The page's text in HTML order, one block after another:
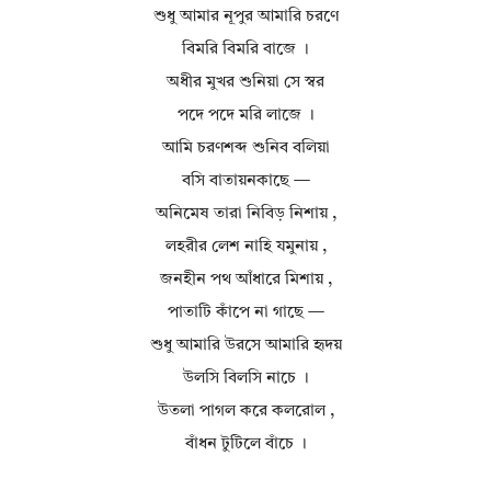
শুধু আমার নূপুর আমারি চরণে
বিমরি বিমরি বাজে ।
অধীর মুখর শুনিয়া সে স্বর
পদে পদে মরি লাজে ।
আমি চরণশব্দ শুনিব বলিয়া
বসি বাতায়নকাছে —
অনিমেষ তারা নিবিড় নিশায় ,
লহরীর লেশ নাহি যমুনায় ,
জনহীন পথ আঁধারে মিশায় ,
পাতাটি কাঁপে না গাছে —
শুধু আমারি উরসে আমারি হৃদয়
উলসি বিলসি নাচে ।
উতলা পাগল করে কলরোল ,
বাঁধন টুটিলে বাঁচে ।